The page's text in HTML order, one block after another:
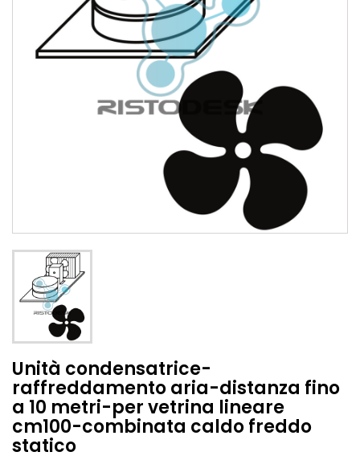
Unità condensatrice-
raffreddamento aria-distanza fino
a 10 metri-per vetrina lineare
cm100-combinata caldo freddo
statico